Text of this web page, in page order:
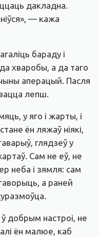
дакладна.
— кажа
бараду і
хваробы, а да таго
аперацый. Пасля
лепш.
у яго і жарты, і
ён ляжаў ніякі,
глядзеў у
Сам не еў, не
неба і зямля: сам
а раней
добрым настроі, не
ён малюе, каб